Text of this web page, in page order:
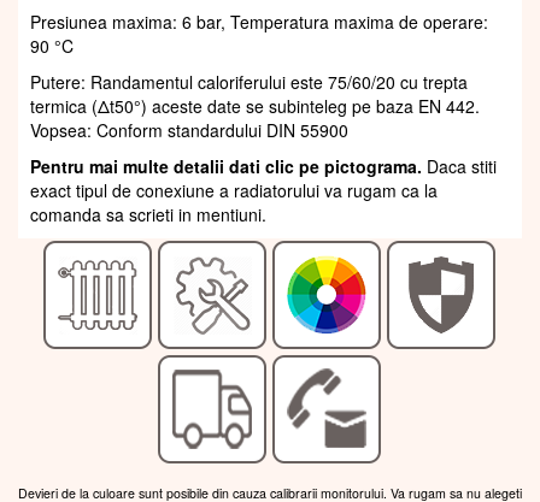
Presiunea maxima: 6 bar, Temperatura maxima de operare:
90 °C
Putere: Randamentul caloriferului este 75/60/20 cu trepta
termica (Δt50°) aceste date se subinteleg pe baza EN 442.
Vopsea: Conform standardului DIN 55900
Pentru mai multe detalii dati clic pe pictograma. Daca stiti
exact tipul de conexiune a radiatorului va rugam ca la
comanda sa scrieti in mentiuni.
Devieri de la culoare sunt posibile din cauza calibrarii monitorului. Va rugam sa nu alegeti